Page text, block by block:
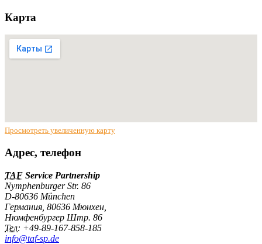
Карта
Просмотреть увеличенную карту
Адрес, телефон
TAF Service Partnership
Nymphenburger Str. 86
D-80636 München
Германия 80636 Мюнхен
Нюмфенбургер Штр. 86
Тел: +49-89-167-858-185
info@taf-sp.de